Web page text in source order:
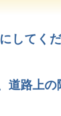
してくだ
道路上の